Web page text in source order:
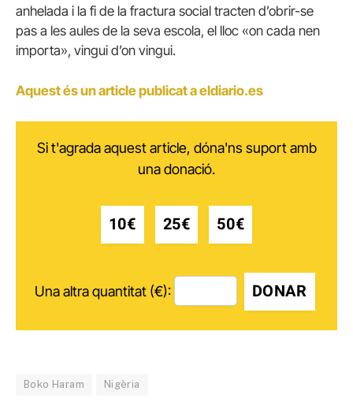
anhelada i la fi de la fractura social tracten d’obrir-se
pas a les aules de la seva escola, el lloc «on cada nen
importa», vingui d’on vingui.
Aquest és un article publicat a eldiario.es
Si t'agrada aquest article, dóna'ns suport amb
una donació.
10€ 25€ 50€
Una altra quantitat (€): DONAR
Boko Haram Nigèria